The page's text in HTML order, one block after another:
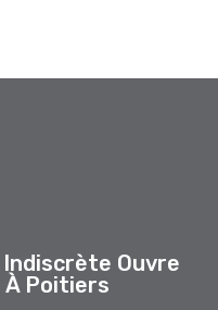
Ouvre
À Poitiers